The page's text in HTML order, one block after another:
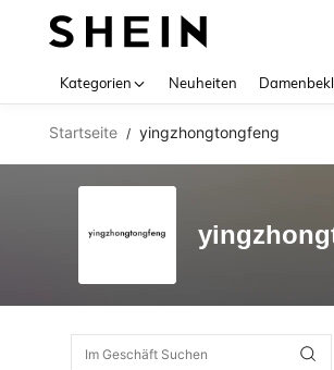
Kategorien Neuheiten
Startseite / yingzhongtongfeng